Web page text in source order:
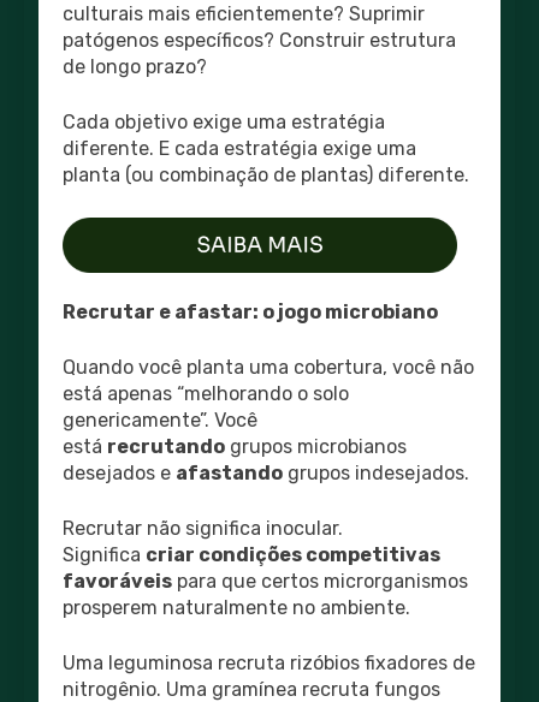
culturais mais eficientemente? Suprimir
patógenos específicos? Construir estrutura
de longo prazo?
Cada objetivo exige uma estratégia
diferente. E cada estratégia exige uma
planta (ou combinação de plantas) diferente.
Recrutar e afastar: o jogo microbiano
Quando você planta uma cobertura, você não
está apenas “melhorando o solo
genericamente”. Você
está recrutando grupos microbianos
desejados e afastando grupos indesejados.
Recrutar não significa inocular.
Significa criar condições competitivas
favoráveis para que certos microrganismos
prosperem naturalmente no ambiente.
Uma leguminosa recruta rizóbios fixadores de
nitrogênio. Uma gramínea recruta fungos